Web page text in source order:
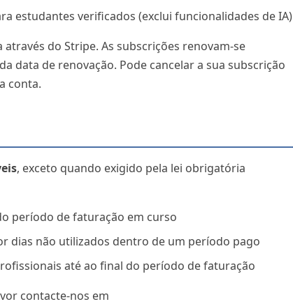
estudantes verificados (exclui funcionalidades de IA)
do Stripe. As subscrições renovam-se
data de renovação. Pode cancelar a sua subscrição
conta.
, exceto quando exigido pela lei obrigatória
período de faturação em curso
dias não utilizados dentro de um período pago
até ao final do período de faturação
contacte-nos em